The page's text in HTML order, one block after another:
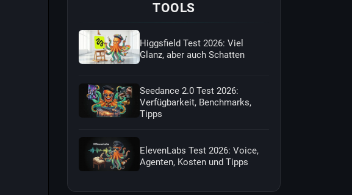
TOOLS
Higgsfield Test 2026: Viel
Glanz, aber auch Schatten
Seedance 2.0 Test 2026:
Verfügbarkeit, Benchmarks,
Tipps
ElevenLabs Test 2026: Voice,
Agenten, Kosten und Tipps